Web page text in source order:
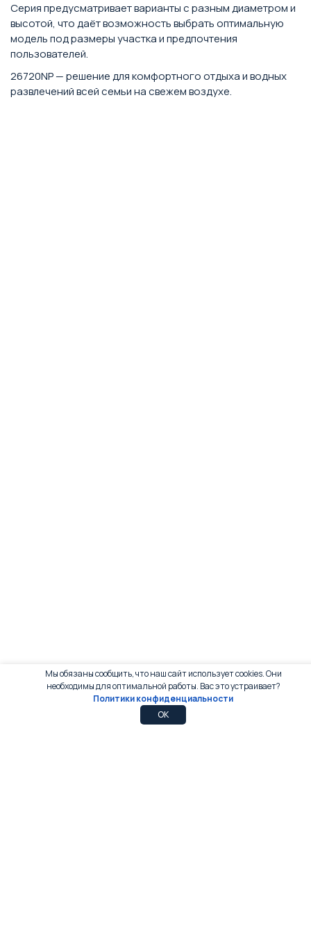
Серия предусматривает варианты с разным диаметром и
высотой, что даёт возможность выбрать оптимальную
модель под размеры участка и предпочтения
пользователей.
26720NP — решение для комфортного отдыха и водных
развлечений всей семьи на свежем воздухе.
Мы обязаны сообщить, что наш сайт использует cookies. Они
необходимы для оптимальной работы. Вас это устраивает?
Политики конфиденциальности
OK